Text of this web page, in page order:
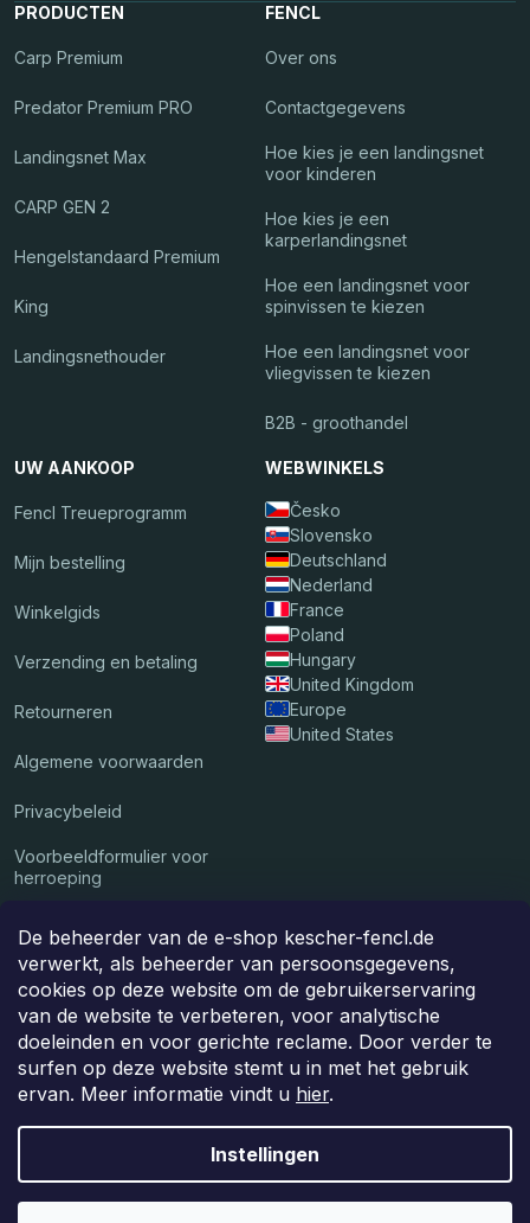
De beheerder van de e-shop kescher-fencl.de
verwerkt, als beheerder van persoonsgegevens,
cookies op deze website om de gebruikerservaring
van de website te verbeteren, voor analytische
doeleinden en voor gerichte reclame. Door verder te
surfen op deze website stemt u in met het gebruik
ervan. Meer informatie vindt u hier.
Instellingen
PRODUCTEN
Carp Premium
Predator Premium PRO
Landingsnet Max
CARP GEN 2
Hengelstandaard Premium
King
Landingsnethouder
FENCL
Over ons
Contactgegevens
Hoe kies je een landingsnet
voor kinderen
Hoe kies je een
karperlandingsnet
Hoe een landingsnet voor
spinvissen te kiezen
Hoe een landingsnet voor
vliegvissen te kiezen
B2B - groothandel
UW AANKOOP
Fencl Treueprogramm
Mijn bestelling
Winkelgids
Verzending en betaling
Retourneren
Algemene voorwaarden
Privacybeleid
Voorbeeldformulier voor
herroeping
WEBWINKELS
Česko
Slovensko
Deutschland
Nederland
France
Poland
Hungary
United Kingdom
Europe
United States
Wij accepteren online betalingen
Het pakket wordt bij u afgeleverd door